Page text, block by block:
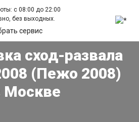
с 08:00 до 22:00
без выходных.
сервис
сход-развала
(Пежо 2008)
Москве